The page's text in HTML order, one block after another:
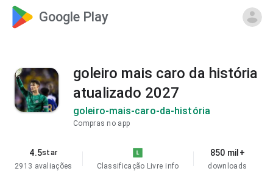
Google Play
goleiro mais caro da história
atualizado 2027
goleiro-mais-caro-da-história
Compras no app
4.5star
2913 avaliações
Classificação Livre info
850 mil+
downloads